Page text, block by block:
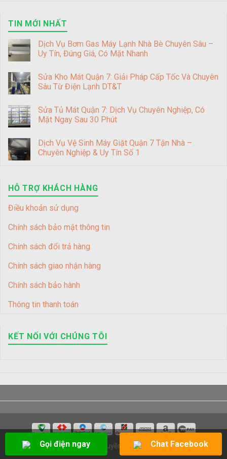
TIN MỚI NHẤT
Dịch Vụ Bơm Gas Máy Lạnh Nhà Bè Chuyên Sâu –
Uy Tín, Đúng Giá, Có Mặt Nhanh
Sửa Kho Mát Quận 7: Giải Pháp Cấp Tốc Và Chuyên
Sâu Từ Điện Lạnh DT&T
Sửa Tủ Mát Quận 7: Dịch Vụ Chuyên Nghiệp, Có
Mặt Ngay Sau 30 Phút
Dịch Vụ Vệ Sinh Máy Giặt Quận 7 Tận Nhà –
Chuyên Nghiệp & Uy Tín Số 1
HỖ TRỢ KHÁCH HÀNG
Điều khoản sử dụng
Chính sách bảo mật thông tin
Chính sách đổi trả hàng
Chính sách giao nhận hàng
Chính sách bảo hành
Thông tin thanh toán
KẾT NỐI VỚI CHÚNG TÔI
Copyright 2026 © Bản quyền của Điện Lạnh Duy Tân
Chat Facebook
Gọi điện ngay